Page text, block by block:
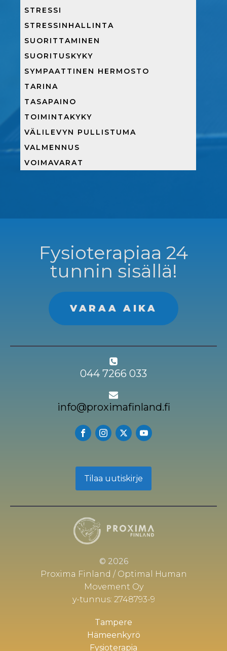
STRESSI
STRESSINHALLINTA
SUORITTAMINEN
SUORITUSKYKY
SYMPAATTINEN HERMOSTO
TARINA
TASAPAINO
TOIMINTAKYKY
VÄLILEVYN PULLISTUMA
VALMENNUS
VOIMAVARAT
Fysioterapiaa 24
tunnin sisällä!
VARAA AIKA
044 7266 033
info@proximafinland.fi
Tilaa uutiskirje
© 2026
Proxima Finland / Optimal Human
Movement Oy
y-tunnus: 2748793-9
Tampere
Hämeenkyrö
Fysioterapia